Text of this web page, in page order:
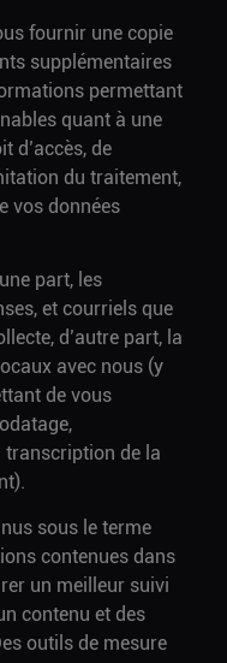
fournir une copie
supplémentaires
permettant
quant à une
d’accès, de
du traitement,
vos données
part, les
et courriels que
d’autre part, la
avec nous (y
de vous
transcription de la
sous le terme
contenues dans
un meilleur suivi
contenu et des
outils de mesure